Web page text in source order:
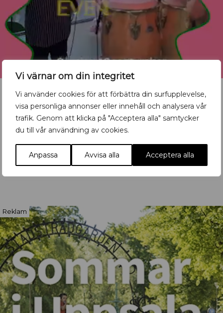
Vi värnar om din integritet
Vi använder cookies för att förbättra din surfupplevelse,
visa personliga annonser eller innehåll och analysera vår
trafik. Genom att klicka på "Acceptera alla" samtycker
du till vår användning av cookies.
Anpassa Avvisa alla Acceptera alla
Vill du synas med ditt
evenemang?
Reklam